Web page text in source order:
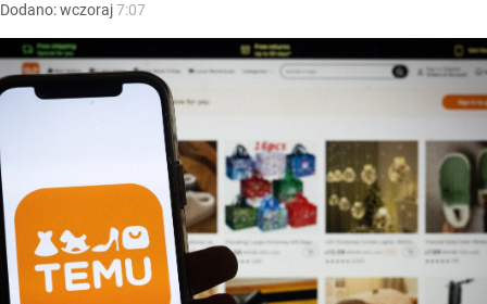
Dodano:wczoraj7:07